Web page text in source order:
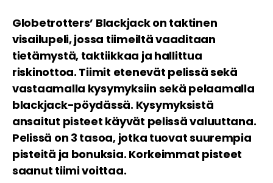
Globetrotters’ Blackjack on taktinen
visailupeli, jossa tiimeiltä vaaditaan
tietämystä, taktiikkaa ja hallittua
riskinottoa. Tiimit etenevät pelissä sekä
vastaamalla kysymyksiin sekä pelaamalla
blackjack-pöydässä. Kysymyksistä
ansaitut pisteet käyvät pelissä valuuttana.
Pelissä on 3 tasoa, jotka tuovat suurempia
pisteitä ja bonuksia. Korkeimmat pisteet
saanut tiimi voittaa.